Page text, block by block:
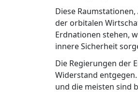
Diese
der orbitalen
Erdnationen stehen,
innere Sicherheit
Die Regierungen der
Widerstand
und die meisten sind